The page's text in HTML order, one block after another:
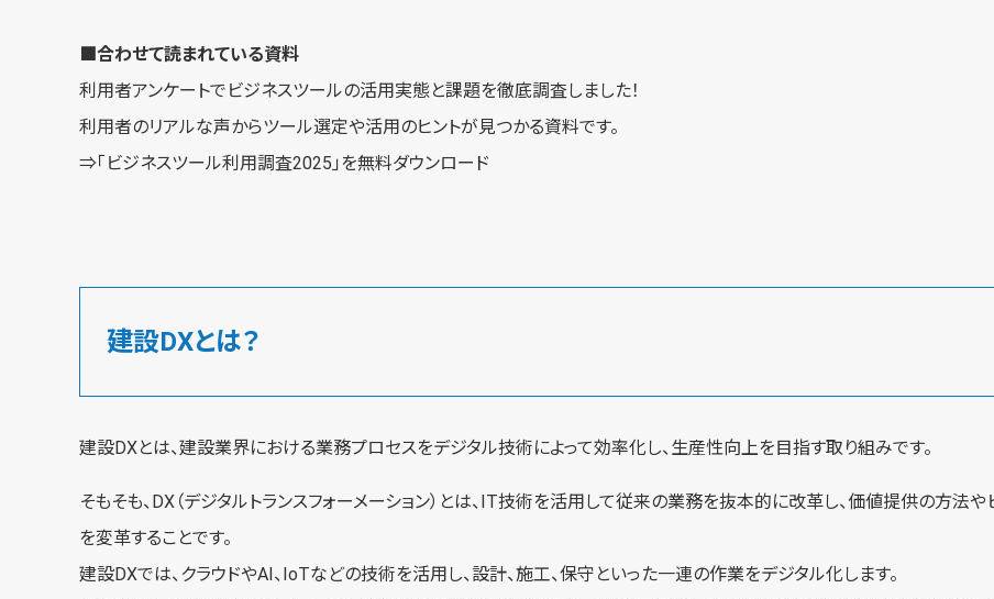
■合わせて読まれている資料
利用者アンケートでビジネスツールの活用実態と課題を徹底調査しました！
利用者のリアルな声からツール選定や活用のヒントが見つかる資料です。
⇒「ビジネスツール利用調査2025」を無料ダウンロード
建設DXとは？
建設DXとは、建設業界における業務プロセスをデジタル技術によって効率化し、生産性向上を目指す取り組みです。
そもそも、DX（デジタルトランスフォーメーション）とは、IT技術を活用して従来の業務を抜本的に改革し、価値提供の方法
を変革することです。
建設DXでは、クラウドやAI、IoTなどの技術を活用し、設計、施工、保守といった一連の作業をデジタル化します。